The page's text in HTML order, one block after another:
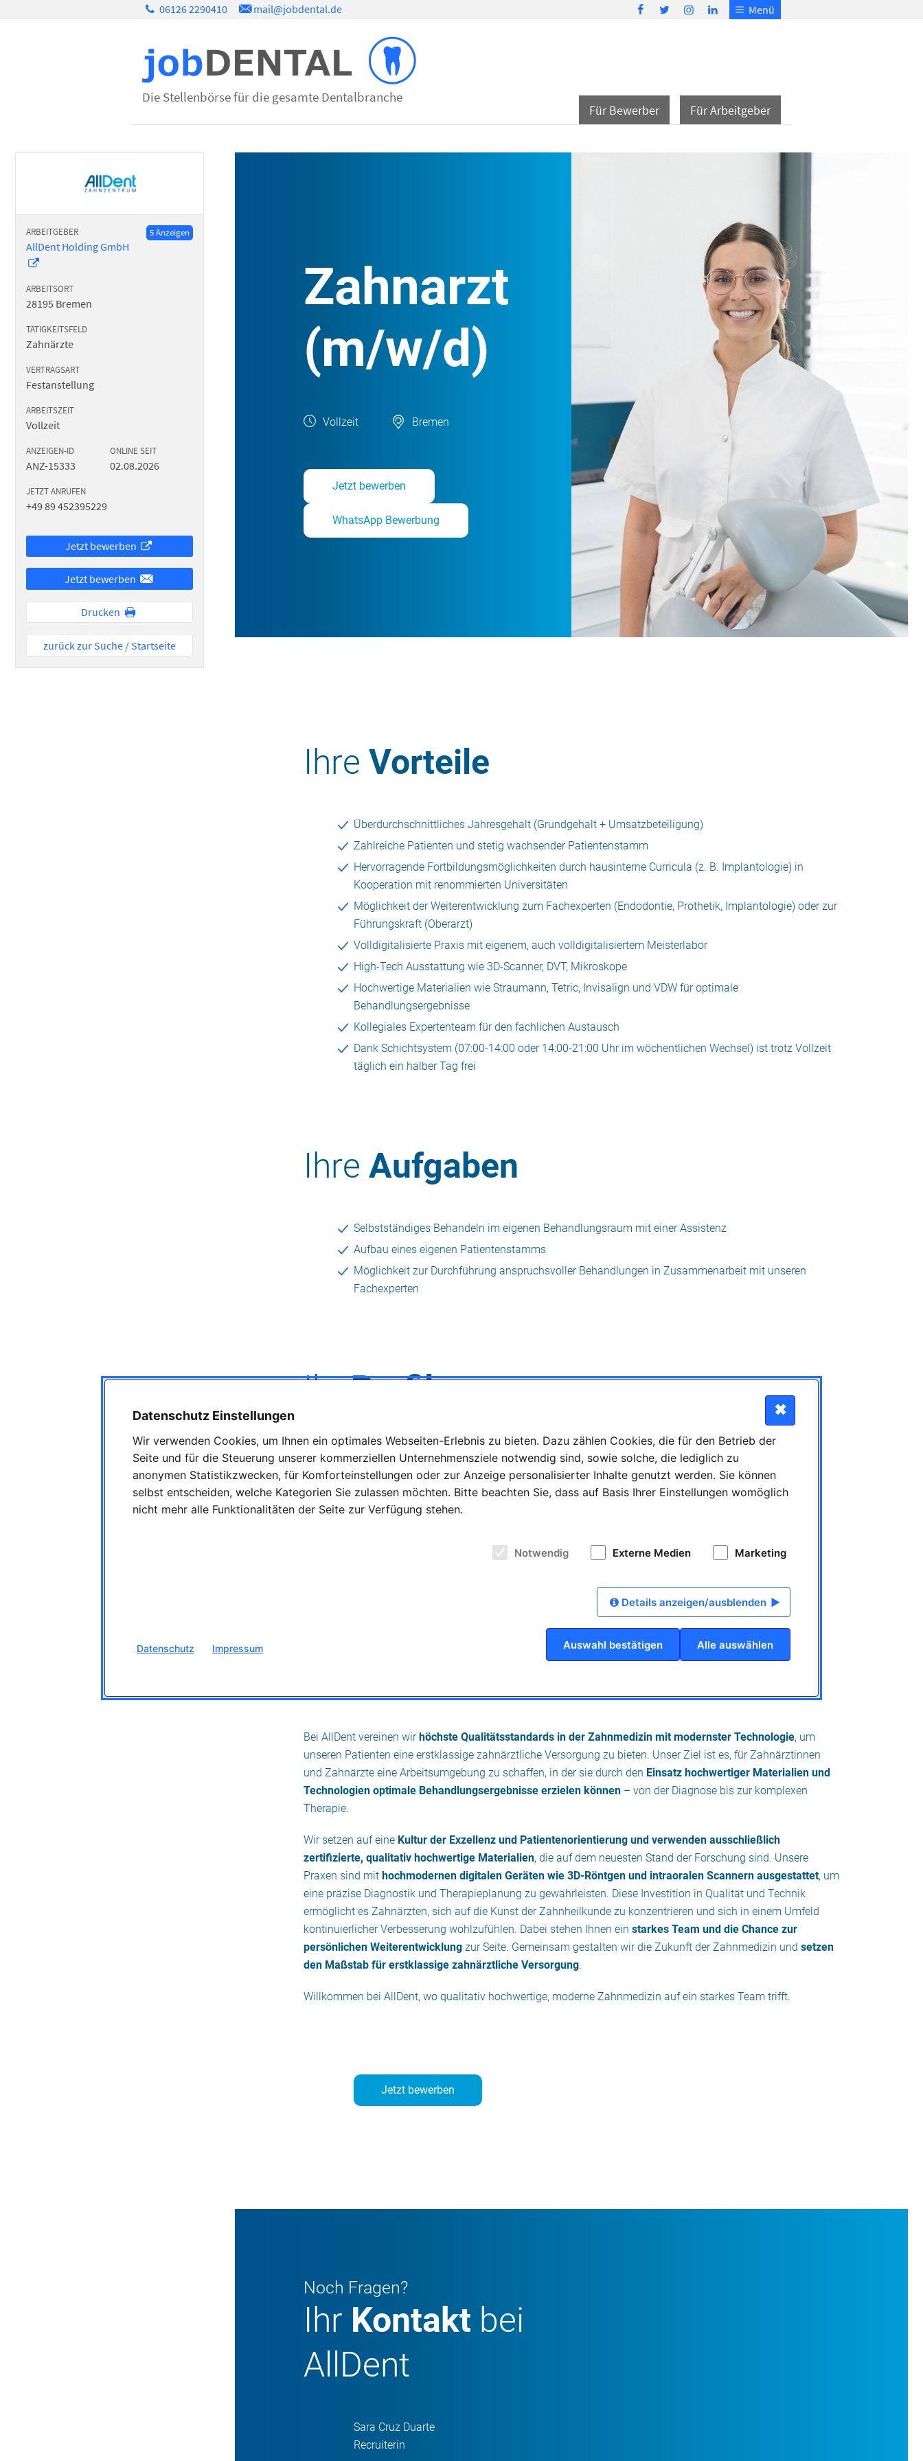
06126 2290410 mail@jobdental.de Menü
Die Stellenbörse für die gesamte Dentalbranche
Für Bewerber Für Arbeitgeber
ARBEITGEBER 5 Anzeigen
AllDent Holding GmbH
ARBEITSORT
28195 Bremen
TÄTIGKEITSFELD
Zahnärzte
VERTRAGSART
Festanstellung
ARBEITSZEIT
Vollzeit
ANZEIGEN-ID
ANZ-15333
ONLINE SEIT
02.08.2026
JETZT ANRUFEN
+49 89 452395229
Jetzt bewerben
Jetzt bewerben
Drucken
zurück zur Suche / Startseite
Datenschutz Einstellungen
Wir verwenden Cookies, um Ihnen ein optimales Webseiten-Erlebnis zu bieten. Dazu zählen Cookies, die für den Betrieb der
Seite und für die Steuerung unserer kommerziellen Unternehmensziele notwendig sind, sowie solche, die lediglich zu
anonymen Statistikzwecken, für Komforteinstellungen oder zur Anzeige personalisierter Inhalte genutzt werden. Sie können
selbst entscheiden, welche Kategorien Sie zulassen möchten. Bitte beachten Sie, dass auf Basis Ihrer Einstellungen womöglich
nicht mehr alle Funktionalitäten der Seite zur Verfügung stehen.
Notwendig Externe Medien Marketing
Details anzeigen/ausblenden
Auswahl bestätigen Alle auswählen
Datenschutz Impressum
✖